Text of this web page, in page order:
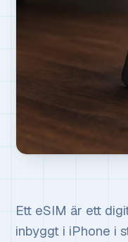
Ett eSIM är ett
inbyggt i iPhone i